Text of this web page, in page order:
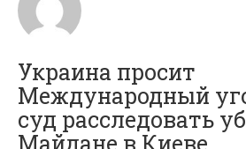
Украина просит
Международный
суд расследовать
Майдане в Киеве.